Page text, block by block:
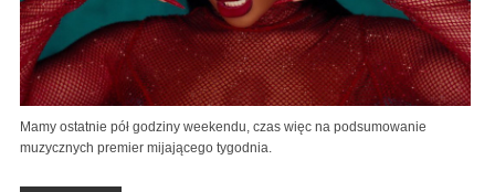
Mamy ostatnie pół godziny weekendu, czas więc na podsumowanie
muzycznych premier mijającego tygodnia.